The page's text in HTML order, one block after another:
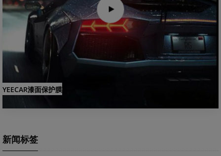
YEECAR漆面保护膜
新闻标签